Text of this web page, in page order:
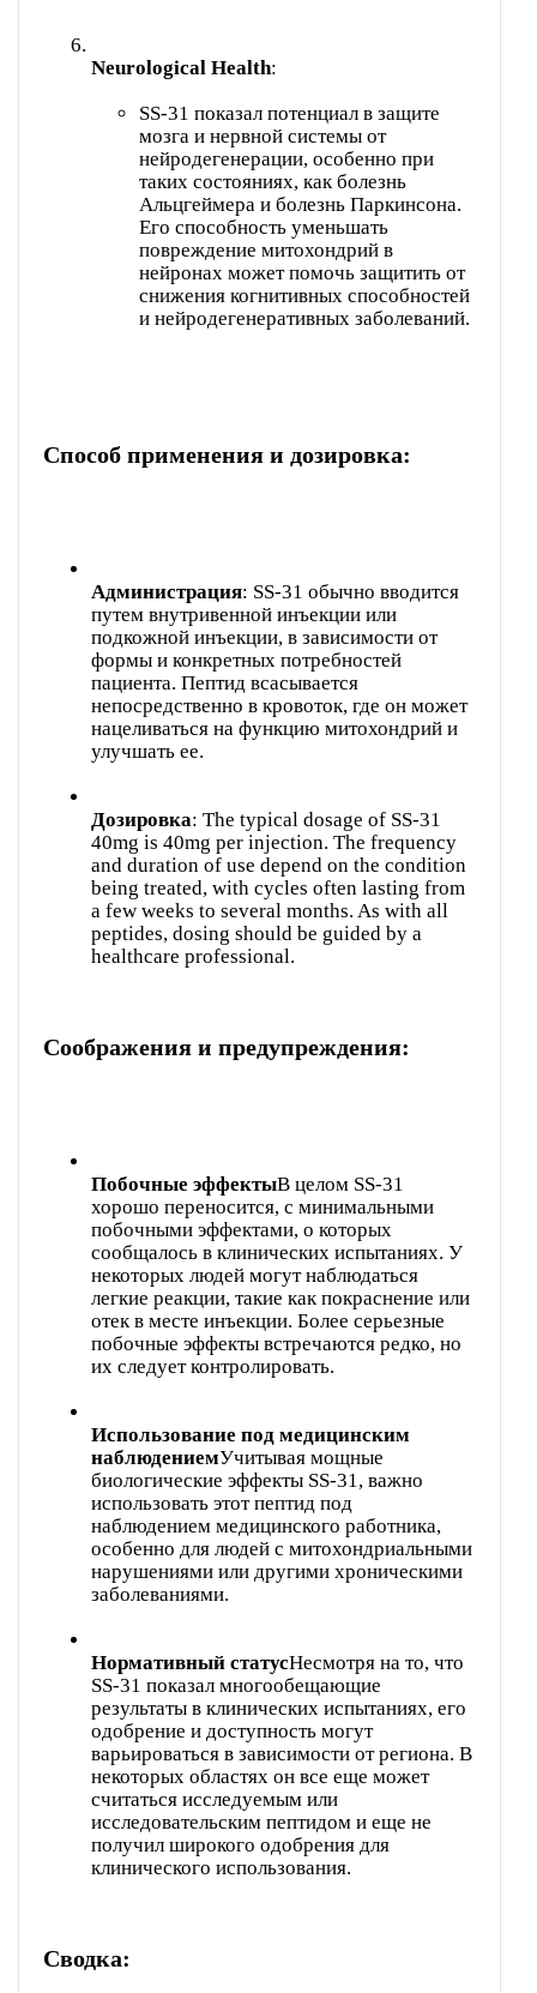
Neurological Health
SS-31 показал потенциал в защите
мозга и нервной системы от
нейродегенерации, особенно при
таких состояниях, как болезнь
Альцгеймера и болезнь Паркинсона.
Его способность уменьшать
повреждение митохондрий в
нейронах может помочь защитить от
снижения когнитивных способностей
и нейродегенеративных заболеваний.
Способ применения и дозировка:
Администрация: SS-31 обычно вводится
путем внутривенной инъекции или
подкожной инъекции, в зависимости от
формы и конкретных потребностей
пациента. Пептид всасывается
непосредственно в кровоток, где он может
нацеливаться на функцию митохондрий и
улучшать ее.
Дозировка: The typical dosage of SS-31
40mg is 40mg per injection. The frequency
and duration of use depend on the condition
being treated, with cycles often lasting from
a few weeks to several months. As with all
peptides, dosing should be guided by a
healthcare professional.
Соображения и предупреждения:
Побочные эффектыВ целом SS-31
хорошо переносится, с минимальными
побочными эффектами, о которых
сообщалось в клинических испытаниях. У
некоторых людей могут наблюдаться
легкие реакции, такие как покраснение или
отек в месте инъекции. Более серьезные
побочные эффекты встречаются редко, но
их следует контролировать.
Использование под медицинским
наблюдениемУчитывая мощные
биологические эффекты SS-31, важно
использовать этот пептид под
наблюдением медицинского работника,
особенно для людей с митохондриальными
нарушениями или другими хроническими
заболеваниями.
Нормативный статусНесмотря на то, что
SS-31 показал многообещающие
результаты в клинических испытаниях, его
одобрение и доступность могут
варьироваться в зависимости от региона. В
некоторых областях он все еще может
считаться исследуемым или
исследовательским пептидом и еще не
получил широкого одобрения для
клинического использования.
Сводка: